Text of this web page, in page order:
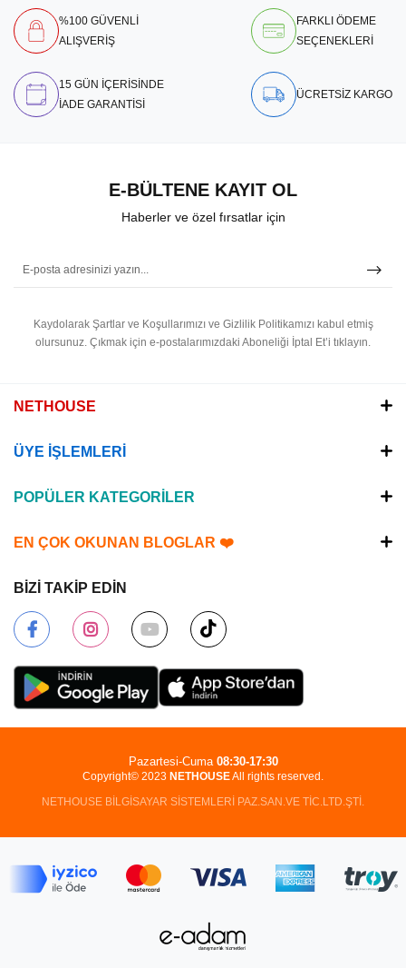
%100 GÜVENLİ
ALIŞVERİŞ
FARKLI ÖDEME
SEÇENEKLERİ
15 GÜN İÇERİSİNDE
İADE GARANTİSİ
ÜCRETSİZ KARGO
E-BÜLTENE KAYIT OL
Haberler ve özel fırsatlar için
Kaydolarak Şartlar ve Koşullarımızı ve Gizlilik Politikamızı kabul etmiş
olursunuz. Çıkmak için e-postalarımızdaki Aboneliği İptal Et’i tıklayın.
NETHOUSE
ÜYE İŞLEMLERİ
POPÜLER KATEGORİLER
EN ÇOK OKUNAN BLOGLAR ❤️
BİZİ TAKİP EDİN
Copyright© 2023 NETHOUSEAll rights reserved.
NETHOUSE BİLGİSAYAR SİSTEMLERİ PAZ.SAN.VE TİC.LTD.ŞTİ.
Pazartesi-Cuma 08:30-17:30